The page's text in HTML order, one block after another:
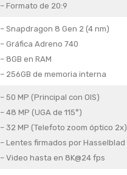
– Formato de 20:9
– Snapdragon 8 Gen 2 (4 nm)
– Gráfica Adreno 740
– 8GB en RAM
– 256GB de memoria interna
– 50 MP (Principal con OIS)
– 48 MP (UGA de 115°)
– 32 MP (Telefoto zoom óptico 2x)
– Lentes firmados por Hasselblad
– Video hasta en 8K@24 fps